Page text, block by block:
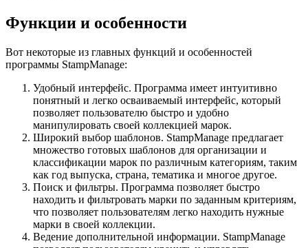
Функции и особенности
Вот некоторые из главных функций и особенностей
программы StampManage:
Удобный интерфейс. Программа имеет интуитивно
понятный и легко осваиваемый интерфейс, который
позволяет пользователю быстро и удобно
манипулировать своей коллекцией марок.
Широкий выбор шаблонов. StampManage предлагает
множество готовых шаблонов для организации и
классификации марок по различным категориям, таким
как год выпуска, страна, тематика и многое другое.
Поиск и фильтры. Программа позволяет быстро
находить и фильтровать марки по заданным критериям,
что позволяет пользователям легко находить нужные
марки в своей коллекции.
Ведение дополнительной информации. StampManage